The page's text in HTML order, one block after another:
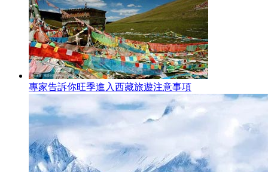
專家告訴你旺季進入西藏旅遊注意事項